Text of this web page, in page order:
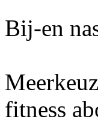
Bij-en
fitness